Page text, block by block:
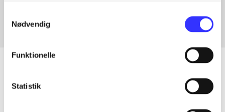
Nødvendig
Funktionelle
Statistik